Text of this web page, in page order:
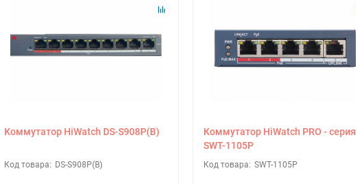
Коммутатор HiWatch DS-S908P(B)
DS-S908P(B)
Коммутатор HiWatch PRO - серия
SWT-1105P
SWT-1105P